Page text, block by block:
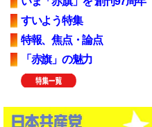
すいよう特集
特報、焦点・論点
「赤旗」の魅力